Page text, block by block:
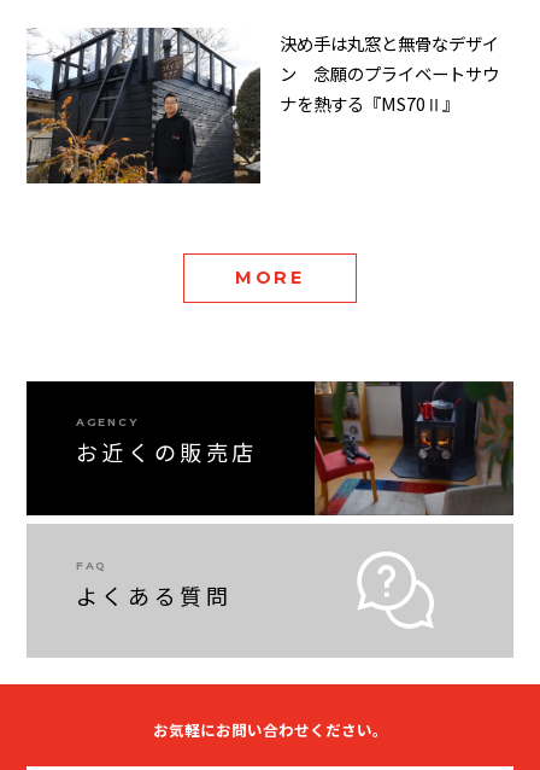
決め手は丸窓と無骨なデザイ
ン 念願のプライベートサウ
ナを熱する『MS70Ⅱ』
MORE
AGENCY
お近くの販売店
FAQ
よくある質問
お気軽にお問い合わせください。